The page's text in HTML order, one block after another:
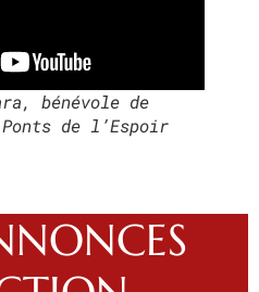
bénévole de
de l’Espoir